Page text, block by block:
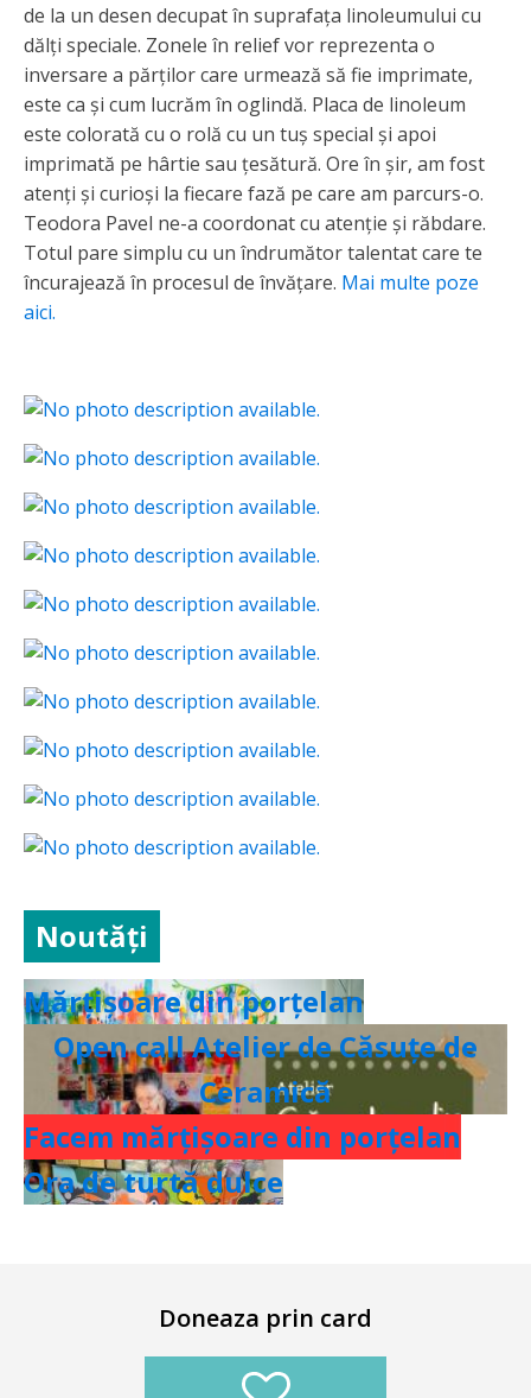
de la un desen decupat în suprafața linoleumului cu
dălți speciale. Zonele în relief vor reprezenta o
inversare a părților care urmează să fie imprimate,
este ca și cum lucrăm în oglindă. Placa de linoleum
este colorată cu o rolă cu un tuș special și apoi
imprimată pe hârtie sau țesătură. Ore în șir, am fost
atenți și curioși la fiecare fază pe care am parcurs-o.
Teodora Pavel ne-a coordonat cu atenție și răbdare.
Totul pare simplu cu un îndrumător talentat care te
încurajează în procesul de învățare. Mai multe poze
aici.
Noutăți
Mărțișoare din porțelan
Open call Atelier de Căsuțe de
Ceramică
Facem mărțișoare din porțelan
Ora de turtă dulce
Doneaza prin card